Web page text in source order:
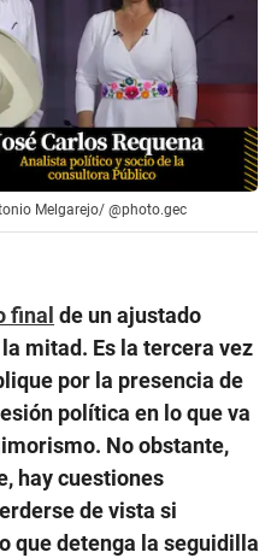
Melgarejo/ @photo.gec
final de un ajustado
mitad. Es la tercera vez
por la presencia de
política en lo que va
No obstante,
hay cuestiones
de vista si
que detenga la seguidilla